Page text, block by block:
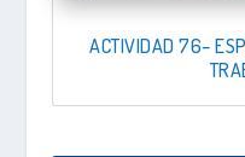
ACTIVIDAD 76–